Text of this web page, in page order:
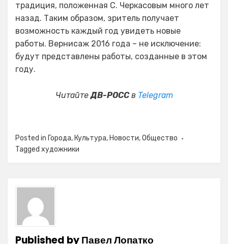
традиция, положенная С. Черкасовым много лет
назад. Таким образом, зритель получает
возможность каждый год увидеть новые
работы. Вернисаж 2016 года – не исключение:
будут представлены работы, созданные в этом
году.
ЧитайтеДВ-РОССв Telegram
Posted in Города, Культура, Новости,Общество
Tagged художники
Published byПавел Лопатко